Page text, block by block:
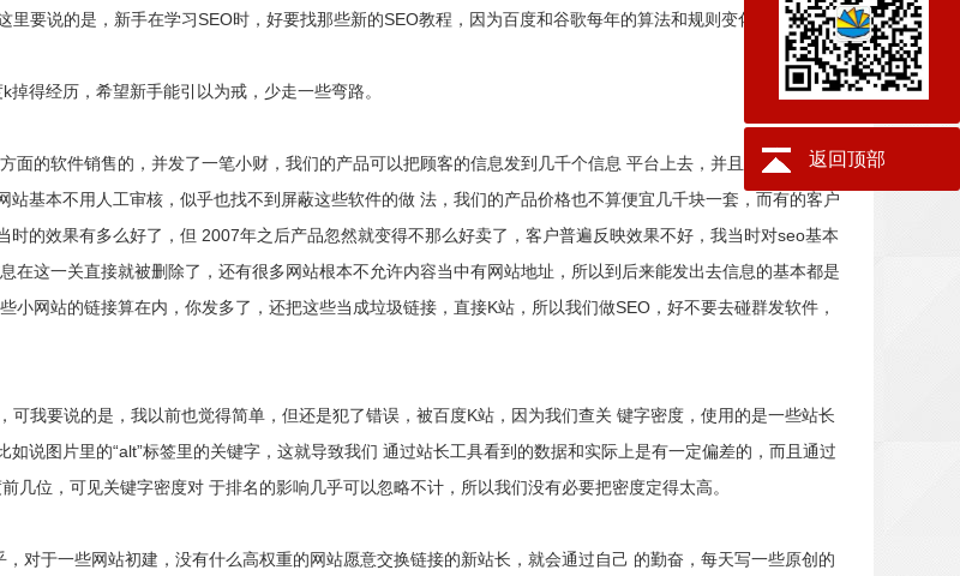
要说的是，新手在学习SEO时，好要找那些新的SEO教程，因为百度和谷歌每年的算法和规则变化很大，一些
得经历，希望新手能引以为戒，少走一些弯路。
的软件销售的，并发了一笔小财，我们的产品可以把顾客的信息发到几千个信息 平台上去，并且都可以带网址
基本不用人工审核，似乎也找不到屏蔽这些软件的做 法，我们的产品价格也不算便宜几千块一套，而有的客户
的效果有多么好了，但 2007年之后产品忽然就变得不那么好卖了，客户普遍反映效果不好，我当时对seo基本
这一关直接就被删除了，还有很多网站根本不允许内容当中有网站地址，所以到后来能发出去信息的基本都是
网站的链接算在内，你发多了，还把这些当成垃圾链接，直接K站，所以我们做SEO，好不要去碰群发软件，
我要说的是，我以前也觉得简单，但还是犯了错误，被百度K站，因为我们查关 键字密度，使用的是一些站长
说图片里的“alt”标签里的关键字，这就导致我们 通过站长工具看到的数据和实际上是有一定偏差的，而且通过
位，可见关键字密度对 于排名的影响几乎可以忽略不计，所以我们没有必要把密度定得太高。
对于一些网站初建，没有什么高权重的网站愿意交换链接的新站长，就会通过自己 的勤奋，每天写一些原创的
返回顶部